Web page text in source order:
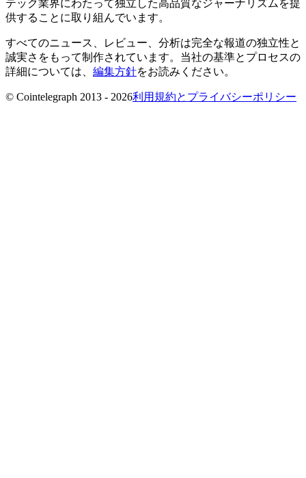
テック業界にわたって独立した高品質なジャーナリズムを提
供することに取り組んでいます。
すべてのニュース、レビュー、分析は完全な報道の独立性と
誠実さをもって制作されています。当社の基準とプロセスの
詳細については、 編集方針をお読みください。
© Cointelegraph 2013 - 2026利用規約とプライバシーポリシー